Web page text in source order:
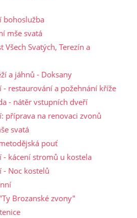
bohoslužba
mše svatá
Všech Svatých, Terezín a
a jáhnů - Doksany
restaurování a požehnání kříže
- nátěr vstupních dveří
příprava na renovaci zvonů
svatá
pouť
kácení stromů u kostela
Noc kostelů
Brozanské zvony"